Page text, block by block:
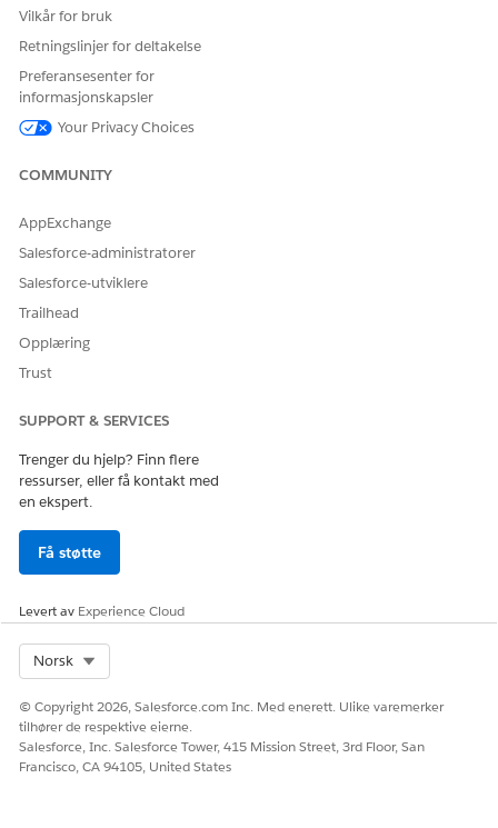
For å identifisere trender på høyt nivå og spesifikke selgere
som trenger mer opplæring, bruker overordnede
aggregerte rapporter.
HJALP DENNE ARTIKKELEN MED Å LØSE PROBLEMET DITT?
Vilkår for bruk
Retningslinjer for deltakelse
Preferansesenter for
informasjonskapsler
Your Privacy Choices
COMMUNITY
AppExchange
Salesforce-administratorer
Salesforce-utviklere
Trailhead
Opplæring
Trust
SUPPORT & SERVICES
Trenger du hjelp? Finn flere
ressurser, eller få kontakt med
en ekspert.
Få støtte
Levert av Experience Cloud
Norsk
© Copyright 2026, Salesforce.com Inc. Med enerett. Ulike varemerker
tilhører de respektive eierne.
Salesforce, Inc. Salesforce Tower, 415 Mission Street, 3rd Floor, San
Francisco, CA 94105, United States